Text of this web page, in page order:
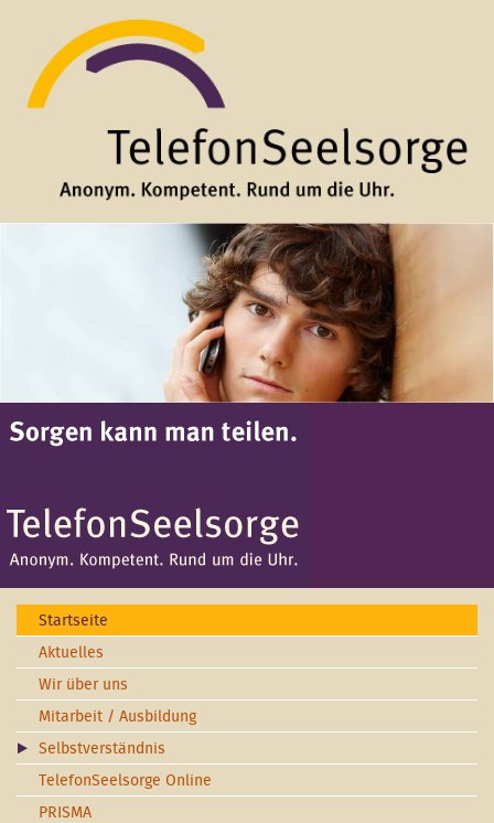
Startseite
Aktuelles
Wir über uns
Mitarbeit / Ausbildung
Selbstverständnis
TelefonSeelsorge Online
PRISMA